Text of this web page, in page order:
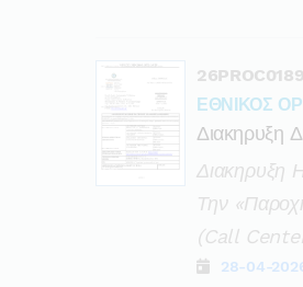
ΕΘΝΙΚΟΣ
Διακηρυξη
Διακηρυξη
Την
(call Center
28-04-